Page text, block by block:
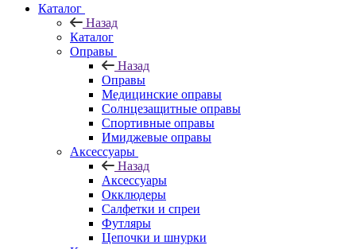
Каталог
Назад
Каталог
Оправы
Назад
Оправы
Медицинские оправы
Солнцезащитные оправы
Спортивные оправы
Имиджевые оправы
Аксессуары
Назад
Аксессуары
Окклюдеры
Салфетки и спреи
Футляры
Цепочки и шнурки